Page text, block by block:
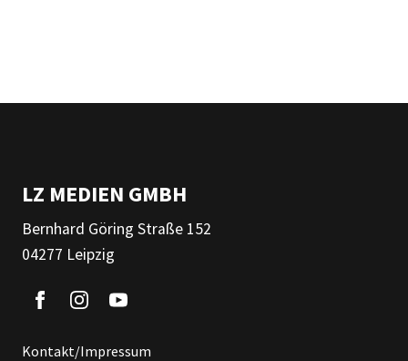
LZ MEDIEN GMBH
Bernhard Göring Straße 152
04277 Leipzig
Kontakt/Impressum